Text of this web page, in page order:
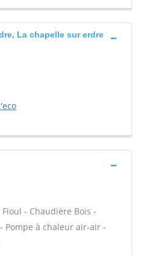
La chapelle sur erdre
- Chaudière Bois -
Pompe à chaleur air-air -